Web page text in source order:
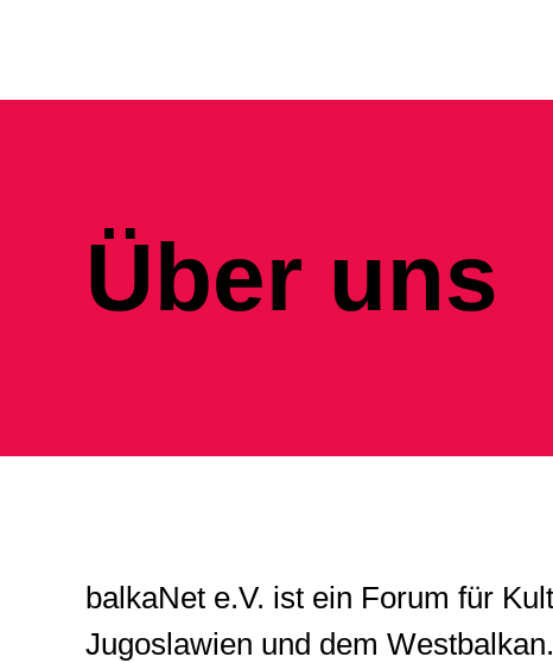
Über uns
balkaNet e.V. ist ein Forum für
Jugoslawien und dem Westbalkan.